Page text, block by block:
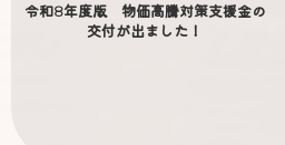
令和8年度版 物価高騰対策支援金の
交付が出ました！